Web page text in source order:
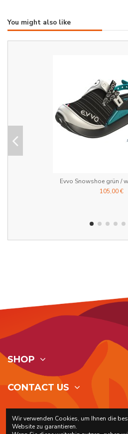
You might also like
Evvo Snowshoe grün /
105,00 €
SHOP
CONTACT US
FOLLOW US
Wir verwenden Cookies, um Ihnen die
Website zu garantieren.